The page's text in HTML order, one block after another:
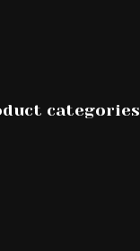
categories